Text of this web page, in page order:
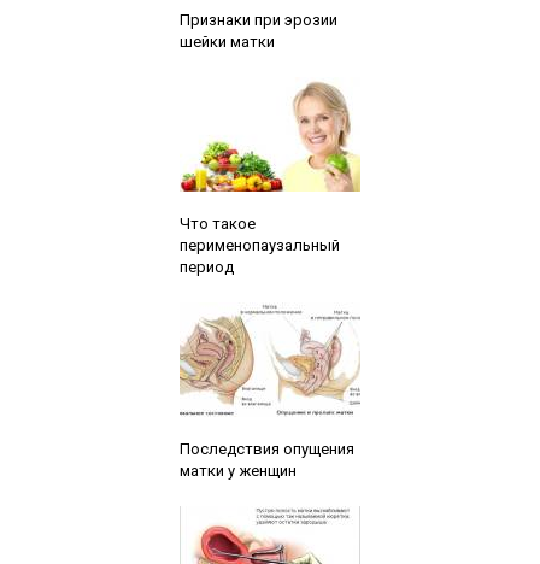
Признаки при эрозии
шейки матки
Что такое
перименопаузальный
период
Последствия опущения
матки у женщин